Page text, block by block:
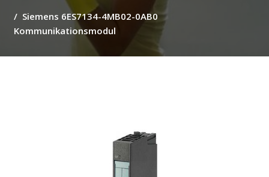
Siemens 6ES7134-4MB02-0AB0
Kommunikationsmodul